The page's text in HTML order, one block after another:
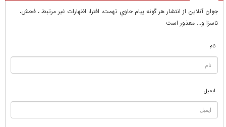
جوان آنلاين از انتشار هر گونه پيام حاوي تهمت، افترا، اظهارات غير مرتبط ، فحش،
ناسزا و... معذور است
نام
ایمیل